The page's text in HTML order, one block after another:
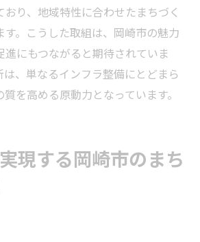
り、地域特性に合わせたまちづく
す。こうした取組は、岡崎市の魅力
進にもつながると期待されていま
、単なるインフラ整備にとどまら
を高める原動力となっています。
現する岡崎市のまち